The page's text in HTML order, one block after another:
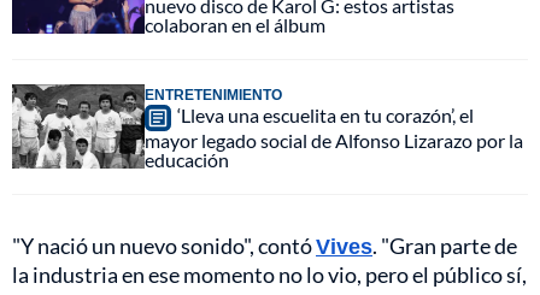
nuevo disco de Karol G: estos artistas
colaboran en el álbum
ENTRETENIMIENTO
‘Lleva una escuelita en tu corazón’, el
mayor legado social de Alfonso Lizarazo por la
educación
"Y nació un nuevo sonido", contóVives. "Gran parte de
la industria en ese momento no lo vio, pero el público sí,